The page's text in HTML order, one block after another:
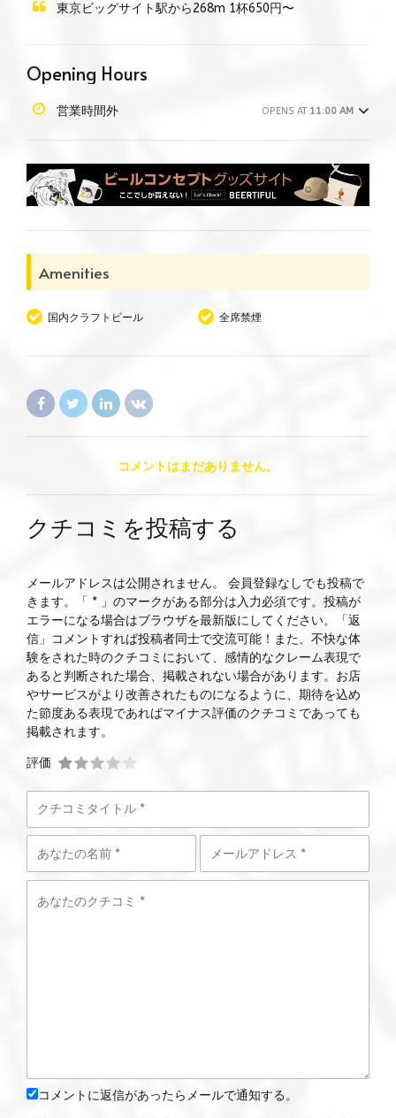
東京ビッグサイト駅から268m 1杯650円〜
Opening Hours
営業時間外 OPENS AT 11:00 AM
Amenities
国内クラフトビール 全席禁煙
コメントはまだありません。
クチコミを投稿する
メールアドレスは公開されません。 会員登録なしでも投稿で
きます。「 * 」のマークがある部分は入力必須です。投稿が
エラーになる場合はブラウザを最新版にしてください。「返
信」コメントすれば投稿者同士で交流可能！また、不快な体
験をされた時のクチコミにおいて、感情的なクレーム表現で
あると判断された場合、掲載されない場合があります。お店
やサービスがより改善されたものになるように、期待を込め
た節度ある表現であればマイナス評価のクチコミであっても
掲載されます。
評価
コメントに返信があったらメールで通知する。